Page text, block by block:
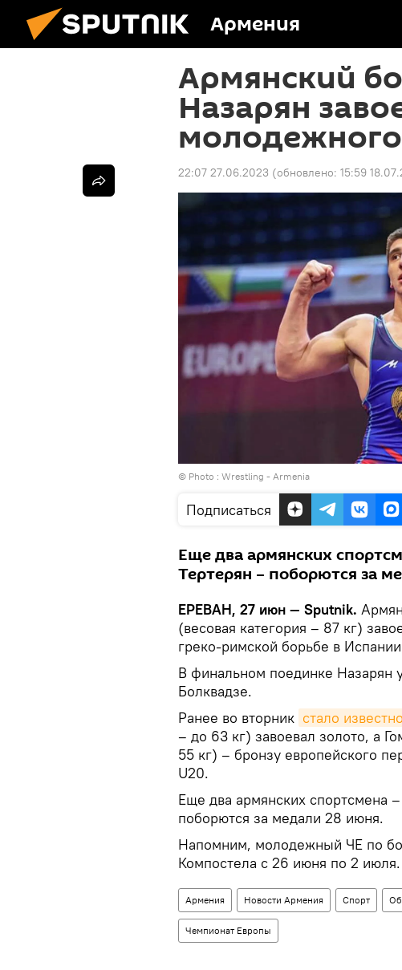
Армения
Армянский
Назарян
22:07 27.06.2023 (обновлено: 15:59
© Photo : Wrestling - Armenia
Подписаться
Еще два армянских
Тертерян – поборются за
ЕРЕВАН, 27 июн — Sputnik.
(весовая категория – 87 кг)
греко-римской борьбе в
В финальном поединке Назарян
Болквадзе.
Ранее во вторник стало известно
– до 63 кг) завоевал золото, а
55 кг) – бронзу европейского
U20.
Еще два армянских спортсмена
поборются за медали 28 июня.
Напомним, молодежный ЧЕ по
Компостела с 26 июня по 2 июля.
Армения Новости Армения Спорт
Чемпионат Европы